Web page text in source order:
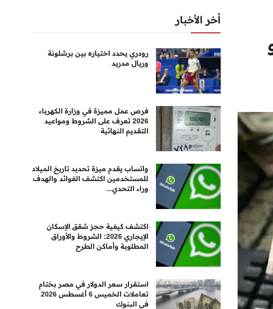
أخر الأخبار
رودري يحدد اختياره بين برشلونة
وريال مدريد
فرص عمل مميزة في وزارة الكهرباء
2026 تعرف على الشروط ومواعيد
التقديم النهائية
واتساب يقدم ميزة تحديد تاريخ الميلاد
للمستخدمين اكتشف الفوائد والهدف
وراء التحدي...
اكتشف كيفية حجز شقق الإسكان
الإيجاري 2026: الشروط والأوراق
المطلوبة وأماكن الطرح
استقرار سعر الدولار في مصر بختام
تعاملات الخميس 6 أغسطس 2026
في البنوك